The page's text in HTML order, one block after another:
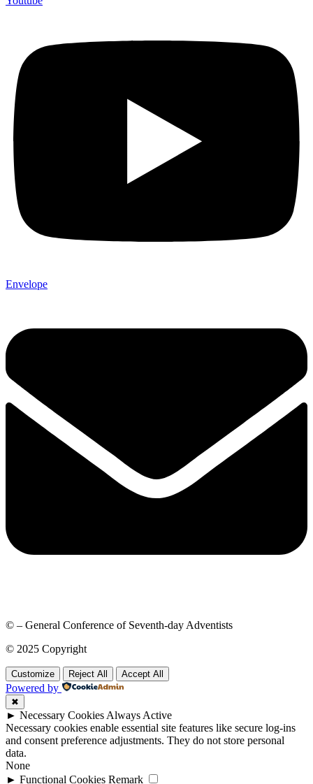
Envelope
© – General Conference of Seventh-day Adventists
© 2025 Copyright
Customize Reject All Accept All
Powered by
✖
► Necessary Cookies Always Active
Necessary cookies enable essential site features like secure log-ins
and consent preference adjustments. They do not store personal
data.
None
► Functional Cookies Remark